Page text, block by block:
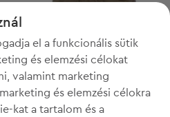
el a funkcionális sütik
és elemzési célokat
valamint marketing
és elemzési célokra
kat a tartalom és a